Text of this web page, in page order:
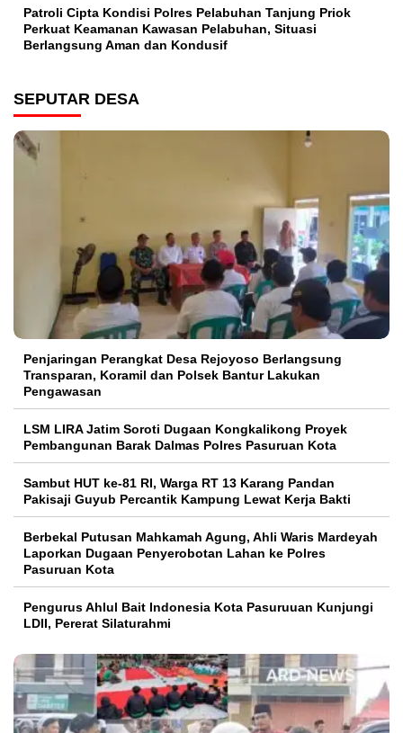
Patroli Cipta Kondisi Polres Pelabuhan Tanjung Priok
Perkuat Keamanan Kawasan Pelabuhan, Situasi
Berlangsung Aman dan Kondusif
SEPUTAR DESA
Penjaringan Perangkat Desa Rejoyoso Berlangsung
Transparan, Koramil dan Polsek Bantur Lakukan
Pengawasan
LSM LIRA Jatim Soroti Dugaan Kongkalikong Proyek
Pembangunan Barak Dalmas Polres Pasuruan Kota
Sambut HUT ke-81 RI, Warga RT 13 Karang Pandan
Pakisaji Guyub Percantik Kampung Lewat Kerja Bakti
Berbekal Putusan Mahkamah Agung, Ahli Waris Mardeyah
Laporkan Dugaan Penyerobotan Lahan ke Polres
Pasuruan Kota
Pengurus Ahlul Bait Indonesia Kota Pasuruuan Kunjungi
LDII, Pererat Silaturahmi